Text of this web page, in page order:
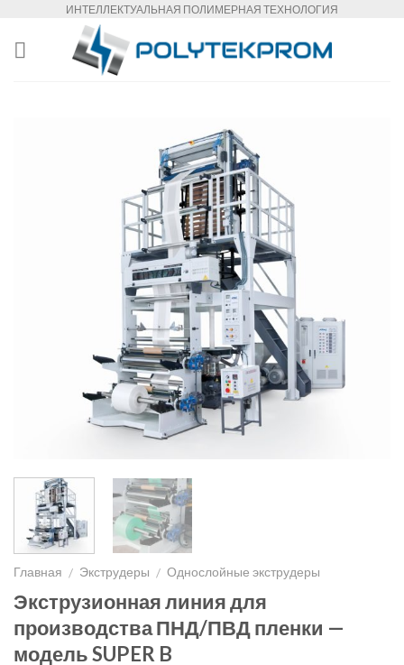
content
ИНТЕЛЛЕКТУАЛЬНАЯ ПОЛИМЕРНАЯ ТЕХНОЛОГИЯ
Главная / Экструдеры / Однослойные экструдеры
Экструзионная линия для
производства ПНД/ПВД пленки —
модель SUPER B